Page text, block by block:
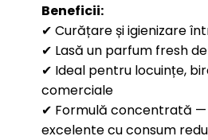
Beneficii:
✔ Curățare și igienizare
✔ Lasă un parfum fresh
✔ Ideal pentru locuințe,
comerciale
✔ Formulă concentrată
excelente cu consum